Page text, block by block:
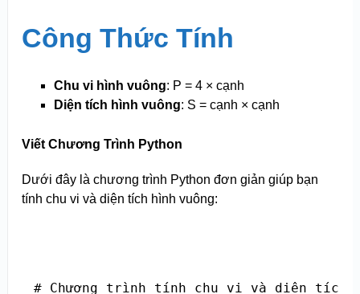
Công Thức Tính
Chu vi hình vuông: P = 4 × cạnh
Diện tích hình vuông: S = cạnh × cạnh
Viết Chương Trình Python
Dưới đây là chương trình Python đơn giản giúp bạn
tính chu vi và diện tích hình vuông:
# Chương trình tính chu vi và diện tích